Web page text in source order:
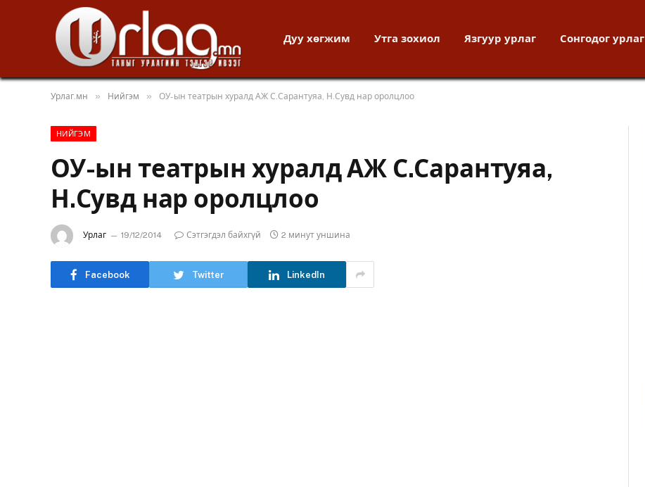
Дуу хөгжим Утга зохиол Язгуур урлаг Сонгодог урлаг
Урлаг.мн » Нийгэм » ОУ-ын театрын хуралд АЖ С.Сарантуяа, Н.Сувд нар оролцлоо
НИЙГЭМ
ОУ-ын театрын хуралд АЖ С.Сарантуяа,
Н.Сувд нар оролцлоо
Урлаг 19/12/2014 Сэтгэгдэл байхгүй 2 минут уншина
Facebook Twitter LinkedIn